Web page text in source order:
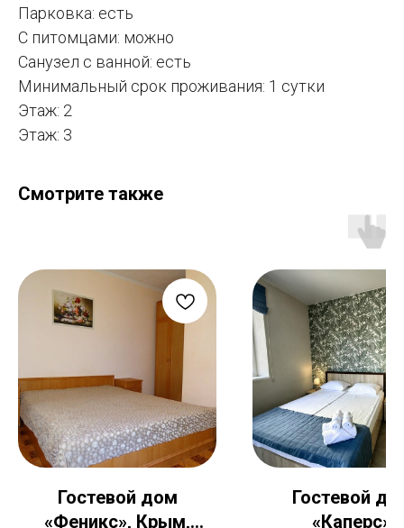
Парковка: есть
С питомцами: можно
Санузел с ванной: есть
Минимальный срок проживания: 1 сутки
Этаж: 2
Этаж: 3
Смотрите также
Гостевой дом
«Феникс», Крым,
Гостевой
«Каперс»